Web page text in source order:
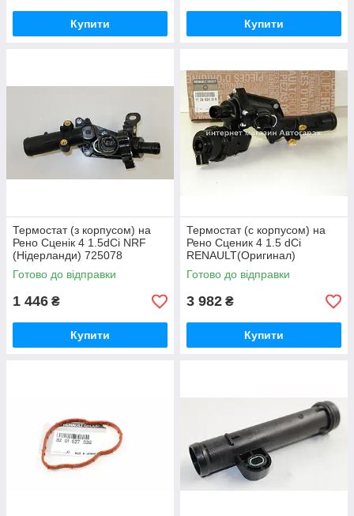
Купити Купити
Термостат (з корпусом) на
Рено Сценік 4 1.5dCi NRF
(Нідерланди) 725078
Готово до відправки
1 446 ₴
Купити
Термостат (с корпусом) на
Рено Сценик 4 1.5 dCi
RENAULT(Оригинал)
110608431R
Готово до відправки
3 982 ₴
Купити